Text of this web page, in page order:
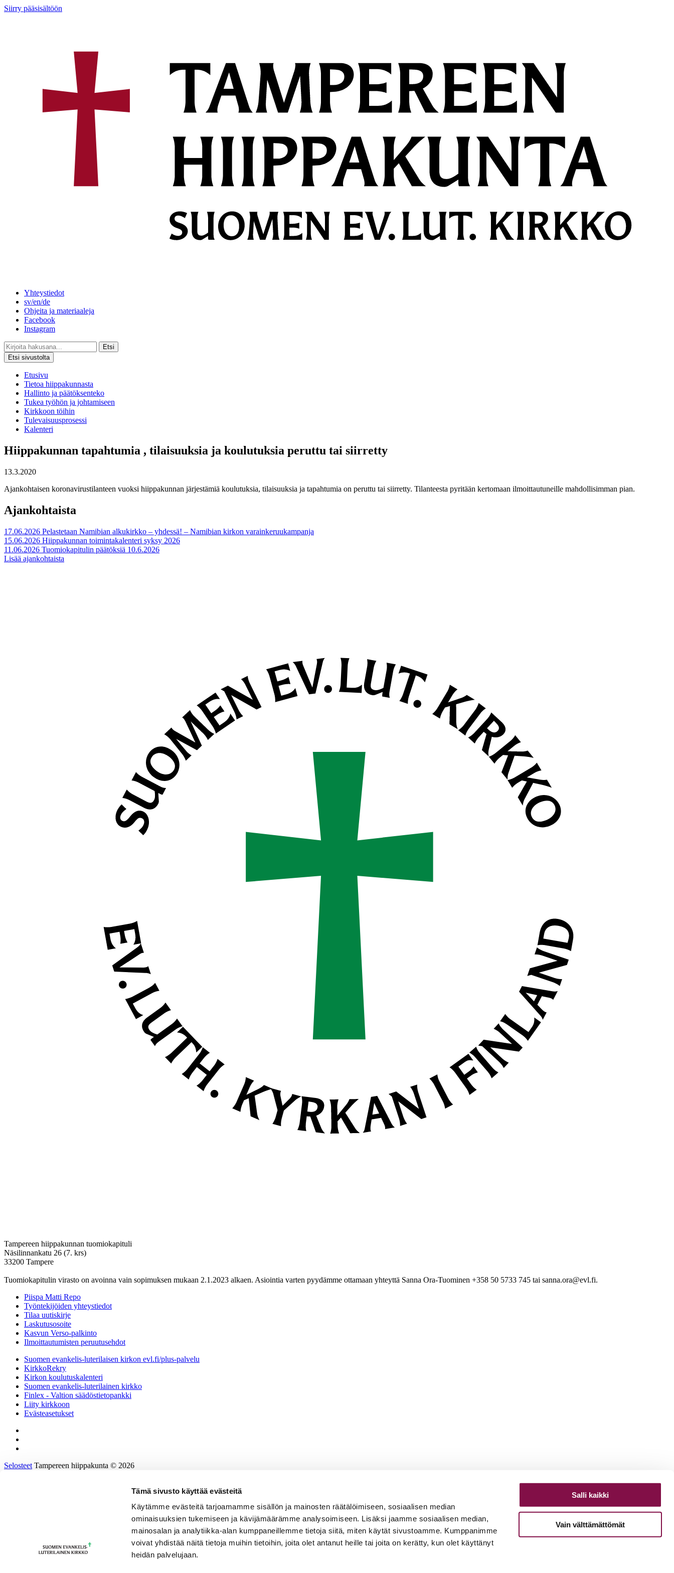
Tämä sivusto käyttää evästeitä
Käytämme evästeitä tarjoamamme sisällön ja mainosten räätälöimiseen, sosiaalisen median
ominaisuuksien tukemiseen ja kävijämäärämme analysoimiseen. Lisäksi jaamme sosiaalisen median,
mainosalan ja analytiikka-alan kumppaneillemme tietoja siitä, miten käytät sivustoamme. Kumppanimme
voivat yhdistää näitä tietoja muihin tietoihin, joita olet antanut heille tai joita on kerätty, kun olet käyttänyt
heidän palvelujaan.
Salli kaikki
Vain välttämättömät
Siirry pääsisältöön
Yhteystiedot
sv/en/de
Ohjeita ja materiaaleja
Facebook
Instagram
Etsi
Etsi sivustolta
Etusivu
Tietoa hiippakunnasta
Hallinto ja päätöksenteko
Tukea työhön ja johtamiseen
Kirkkoon töihin
Tulevaisuusprosessi
Kalenteri
Hiippakunnan tapahtumia , tilaisuuksia ja koulutuksia peruttu tai siirretty
13.3.2020
Ajankohtaisen koronavirustilanteen vuoksi hiippakunnan järjestämiä koulutuksia, tilaisuuksia ja tapahtumia on peruttu tai siirretty. Tilanteesta pyritään kertomaan ilmoittautuneille mahdollisimman pian.
Ajankohtaista
17.06.2026 Pelastetaan Namibian alkukirkko – yhdessä! – Namibian kirkon varainkeruukampanja
15.06.2026 Hiippakunnan toimintakalenteri syksy 2026
11.06.2026 Tuomiokapitulin päätöksiä 10.6.2026
Lisää ajankohtaista
Tampereen hiippakunnan tuomiokapituli
Näsilinnankatu 26 (7. krs)
33200 Tampere
Tuomiokapitulin virasto on avoinna vain sopimuksen mukaan 2.1.2023 alkaen. Asiointia varten pyydämme ottamaan yhteyttä Sanna Ora-Tuominen +358 50 5733 745 tai sanna.ora@evl.fi.
Piispa Matti Repo
Työntekijöiden yhteystiedot
Tilaa uutiskirje
Laskutusosoite
Kasvun Verso-palkinto
Ilmoittautumisten peruutusehdot
Suomen evankelis-luterilaisen kirkon evl.fi/plus-palvelu
KirkkoRekry
Kirkon koulutuskalenteri
Suomen evankelis-luterilainen kirkko
Finlex - Valtion säädöstietopankki
Liity kirkkoon
Evästeasetukset
Selosteet Tampereen hiippakunta © 2026
Kalenteri